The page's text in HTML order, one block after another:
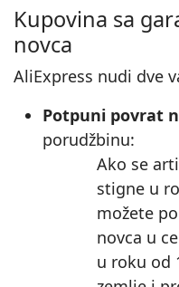
Kupovina sa
novca
AliExpress nudi dve
Potpuni povrat
porudžbinu:
Ako se
stigne u
možete
novca u
u roku od